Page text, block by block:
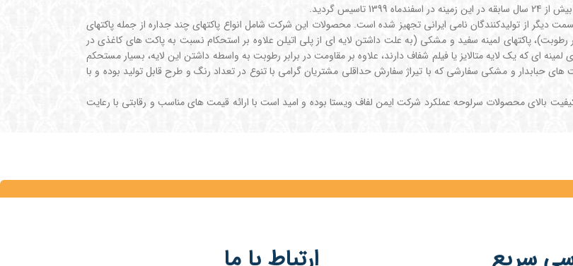
گردید.
دیگر از تولیدکنندگان نامی ایرانی تجهیز شده است. محصولات این شرکت شامل انواع پاکتهای چند جداره از جمله پاکتهای
رطوبت)، پاکتهای لمینه سفید و مشکی (به علت داشتن لایه ای از پلی اتیلن علاوه بر استحکام نسبت به پاکت های کاغذی در
ای که یک لایه متالایز یا فیلم شفاف دارند، علاوه بر مقاومت در برابر رطوبت به واسطه داشتن این لایه، بسیار مستحکم
حبابدار و مشکی سفارشی که با تیراژ سفارش حداقلی مشتریان گرامی با تنوع در تعداد رنگ و طرح قابل تولید بوده و با
بالای محصولات سرلوحه عملکرد شرکت ایمن لفاف ویستا بوده و امید است با ارائه قیمت های مناسب و رقابتی با رعایت